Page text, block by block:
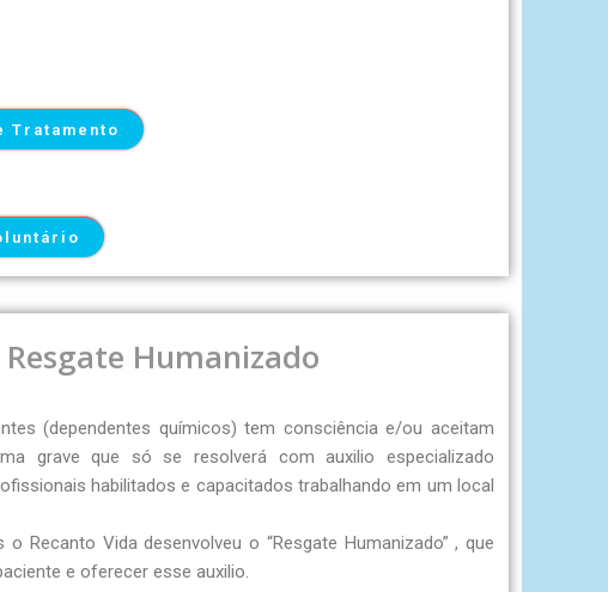
Tratamento
Resgate Humanizado
(dependentes químicos) tem consciência e/ou aceitam
grave que só se resolverá com auxilio especializado
habilitados e capacitados trabalhando em um local
o Recanto Vida desenvolveu o “Resgate Humanizado” , que
e oferecer esse auxilio.